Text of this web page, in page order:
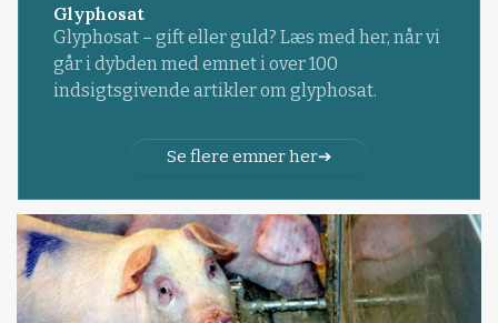
Glyphosat
Glyphosat – gift eller guld? Læs med her, når vi
går i dybden med emnet i over 100
indsigtsgivende artikler om glyphosat.
Se flere emner her